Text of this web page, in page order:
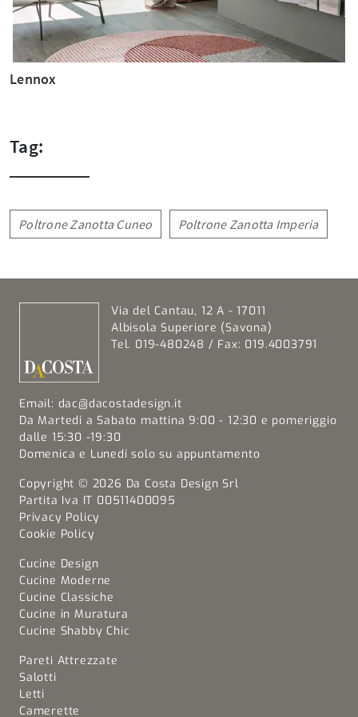
Lennox
Tag:
Poltrone Zanotta Cuneo Poltrone Zanotta Imperia
Via del Cantau, 12 A - 17011
Albisola Superiore (Savona)
Tel. 019-480248 / Fax: 019.4003791
Email: dac@dacostadesign.it
Da Martedi a Sabato mattina 9:00 - 12:30 e pomeriggio
dalle 15:30 -19:30
Domenica e Lunedi solo su appuntamento
Copyright © 2026 Da Costa Design Srl
Partita Iva IT 00511400095
Privacy Policy
Cookie Policy
Cucine Design
Cucine Moderne
Cucine Classiche
Cucine in Muratura
Cucine Shabby Chic
Pareti Attrezzate
Salotti
Letti
Camerette